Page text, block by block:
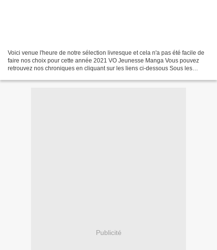
Voici venue l'heure de notre sélection livresque et cela n'a pas été facile de
faire nos choix pour cette année 2021 VO Jeunesse Manga Vous pouvez
retrouvez nos chroniques en cliquant sur les liens ci-dessous Sous les
Publicité